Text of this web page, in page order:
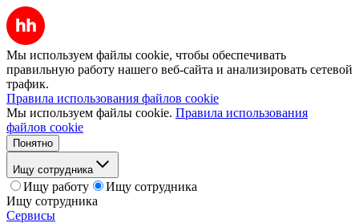
Мы используем файлы cookie, чтобы обеспечивать
правильную работу нашего веб-сайта и анализировать сетевой
трафик.
Правила использования файлов cookie
Мы используем файлы cookie. Правила использования
файлов cookie
Понятно
Ищу сотрудника
Ищу работу
Ищу сотрудника
Ищу сотрудника
Сервисы